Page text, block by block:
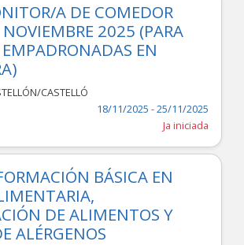
A DE COMEDOR
NOVIEMBRE 2025 (PARA
EMPADRONADAS EN
CASTELLÓ
18/11/2025 - 25/11/2025
Ja iniciada
BÁSICA EN
DE ALIMENTOS Y
ALÉRGENOS